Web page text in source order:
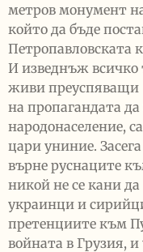
метров монумент
който да бъде
Петропавловската
И изведнъж всичко
живи
на пропагандата
народонаселение,
цари униние.
върне руснаците
никой не се кани
украинци и
претенциите към
войната в Грузия,